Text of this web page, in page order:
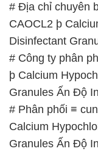
# Địa chỉ chuyên
CAOCL2 þ
Disinfectant
# Công ty phân
þ Calcium
Granules Ấn Độ
# Phân phối ≡
Calcium
Granules Ấn Độ